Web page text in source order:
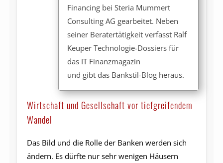
Financing bei Steria Mummert
Consulting AG gearbeitet. Neben
seiner Beratertätigkeit verfasst Ralf
Keuper Technologie-Dossiers für
das IT Finanzmagazin
und gibt das Bankstil-Blog heraus.
Wirtschaft und Gesellschaft vor tiefgreifendem
Wandel
Das Bild und die Rolle der Banken werden sich
ändern. Es dürfte nur sehr wenigen Häusern